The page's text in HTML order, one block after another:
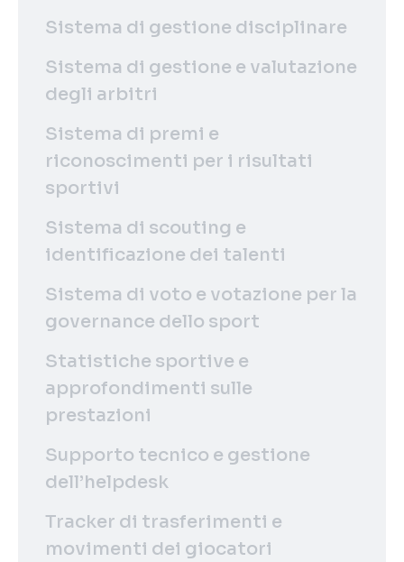
Sistema di gestione disciplinare
Sistema di gestione e valutazione
degli arbitri
Sistema di premi e
riconoscimenti per i risultati
sportivi
Sistema di scouting e
identificazione dei talenti
Sistema di voto e votazione per la
governance dello sport
Statistiche sportive e
approfondimenti sulle
prestazioni
Supporto tecnico e gestione
dell’helpdesk
Tracker di trasferimenti e
movimenti dei giocatori